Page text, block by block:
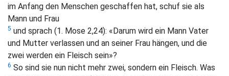
im Anfang den Menschen geschaffen hat, schuf sie als
Mann und Frau
5 und sprach (1. Mose 2,24): «Darum wird ein Mann Vater
und Mutter verlassen und an seiner Frau hängen, und die
zwei werden ein Fleisch sein»?
6 So sind sie nun nicht mehr zwei, sondern ein Fleisch. Was